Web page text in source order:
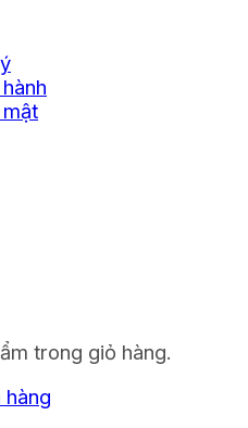
trong giỏ hàng.
hàng